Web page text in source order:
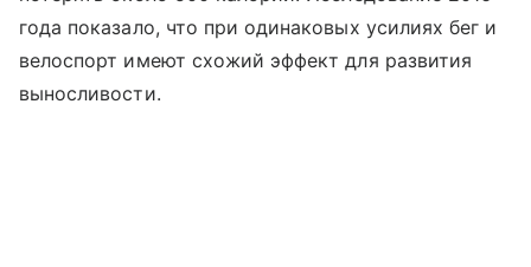
года показало, что при одинаковых усилиях бег и
велоспорт имеют схожий эффект для развития
выносливости.